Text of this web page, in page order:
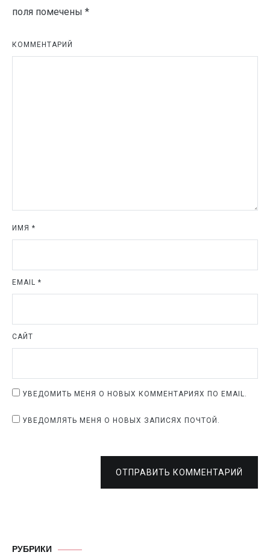
поля помечены *
КОММЕНТАРИЙ
ИМЯ *
EMAIL *
САЙТ
УВЕДОМИТЬ МЕНЯ О НОВЫХ КОММЕНТАРИЯХ ПО EMAIL.
УВЕДОМЛЯТЬ МЕНЯ О НОВЫХ ЗАПИСЯХ ПОЧТОЙ.
ОТПРАВИТЬ КОММЕНТАРИЙ
РУБРИКИ